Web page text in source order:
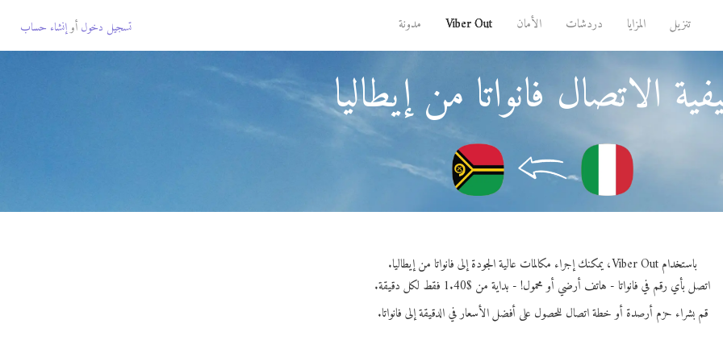
تنزيل المزايا دردشات الأمان Viber Out مدونة تسجيل دخول أوإنشاء حساب
الاتصال فانواتا من إيطاليا
باستخدام Viber Out، يمكنك إجراء مكالمات عالية الجودة إلى فانواتا من إيطاليا.
اتصل بأي رقم في فانواتا - هاتف أرضي أو محمول! - بداية من $1.40 فقط لكل دقيقة.
قم بشراء حزم أرصدة أو خطة اتصال للحصول على أفضل الأسعار في الدقيقة إلى فانواتا.